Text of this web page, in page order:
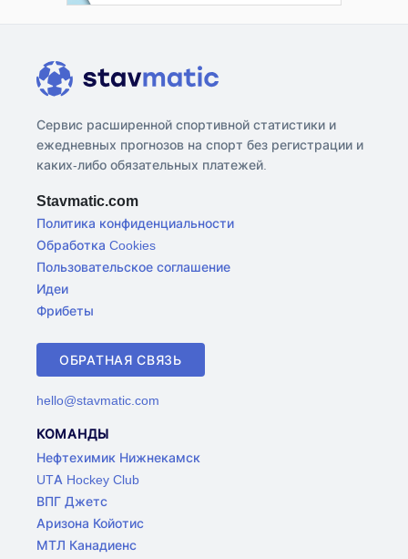
Сервис расширенной спортивной статистики и
ежедневных прогнозов на спорт без регистрации и
каких-либо обязательных платежей.
Stavmatic.com
Политика конфиденциальности
Обработка Cookies
Пользовательское соглашение
Идеи
Фрибеты
ОБРАТНАЯ СВЯЗЬ
hello@stavmatic.com
КОМАНДЫ
Нефтехимик Нижнекамск
UTA Hockey Club
ВПГ Джетс
Аризона Койотис
МТЛ Канадиенс